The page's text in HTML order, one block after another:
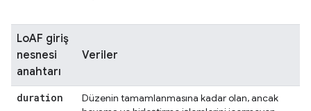
LoAF giriş
nesnesi
anahtarı
Veriler
duration
Düzenin tamamlanmasına kadar olan, ancak